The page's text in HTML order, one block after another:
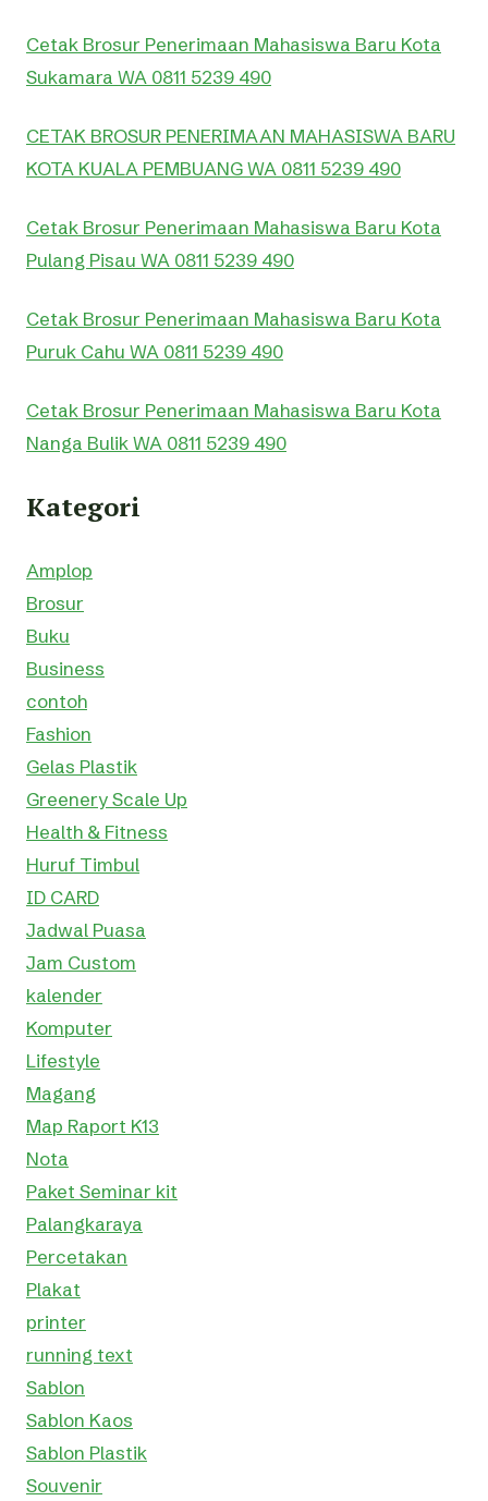
Cetak Brosur Penerimaan Mahasiswa Baru Kota
Sukamara WA 0811 5239 490
CETAK BROSUR PENERIMAAN MAHASISWA BARU
KOTA KUALA PEMBUANG WA 0811 5239 490
Cetak Brosur Penerimaan Mahasiswa Baru Kota
Pulang Pisau WA 0811 5239 490
Cetak Brosur Penerimaan Mahasiswa Baru Kota
Puruk Cahu WA 0811 5239 490
Cetak Brosur Penerimaan Mahasiswa Baru Kota
Nanga Bulik WA 0811 5239 490
Kategori
Amplop
Brosur
Buku
Business
contoh
Fashion
Gelas Plastik
Greenery Scale Up
Health & Fitness
Huruf Timbul
ID CARD
Jadwal Puasa
Jam Custom
kalender
Komputer
Lifestyle
Magang
Map Raport K13
Nota
Paket Seminar kit
Palangkaraya
Percetakan
Plakat
printer
running text
Sablon
Sablon Kaos
Sablon Plastik
Souvenir